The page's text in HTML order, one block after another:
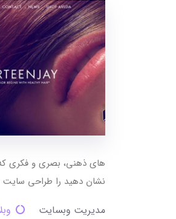
های ذهنی، بصری و فکری
نشان دهید را طراحی سایت
مدیریت وبسایت